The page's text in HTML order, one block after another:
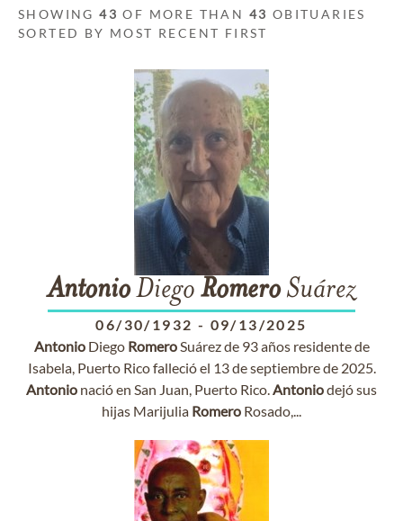
SHOWING43 OF MORE THAN 43 OBITUARIES
SORTED BY MOST RECENT FIRST
AntonioDiego RomeroSuárez
06/30/1932 - 09/13/2025
AntonioDiego RomeroSuárez de 93 años residente de
Isabela, Puerto Rico falleció el 13 de septiembre de 2025.
Antonio nació en San Juan, Puerto Rico.Antoniodejó sus
hijas Marijulia Romero Rosado,...